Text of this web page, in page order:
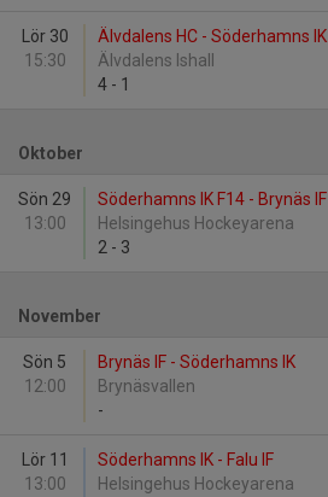
Lör 30
15:30
Älvdalens HC - Söderhamns IK
Älvdalens Ishall
4 - 1
Oktober
Sön 29
13:00
Söderhamns IK F14 - Brynäs IF
Helsingehus Hockeyarena
2 - 3
November
Sön 5
12:00
Brynäs IF - Söderhamns IK
Brynäsvallen
-
Lör 11
13:00
Söderhamns IK - Falu IF
Helsingehus Hockeyarena